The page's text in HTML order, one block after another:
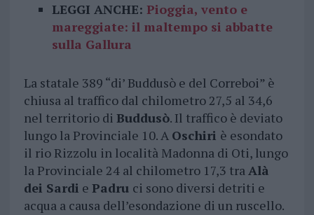
LEGGI ANCHE: Pioggia, vento e
mareggiate: il maltempo si abbatte
sulla Gallura
La statale 389 “di’ Buddusò e del Correboi” è
chiusa al traffico dal chilometro 27,5 al 34,6
nel territorio di Buddusò. Il traffico è deviato
lungo la Provinciale 10. A Oschiri è esondato
il rio Rizzolu in località Madonna di Oti, lungo
la Provinciale 24 al chilometro 17,3 traAlà
dei Sardi e Padru ci sono diversi detriti e
acqua a causa dell’esondazione di un ruscello.